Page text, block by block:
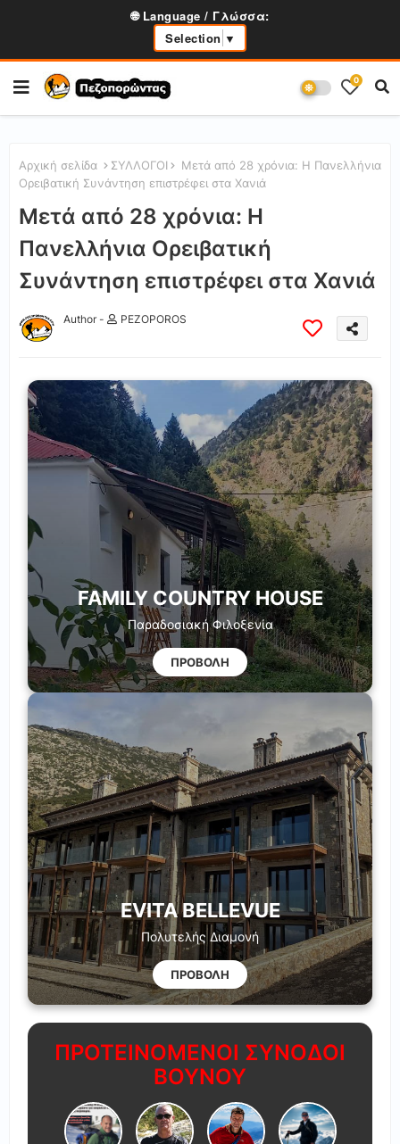
🌐 Language / Γλώσσα:
Selection ▼
0
Αρχική σελίδα ΣΥΛΛΟΓΟΙ
Μετά από 28 χρόνια: Η Πανελλήνια
Ορειβατική Συνάντηση επιστρέφει στα Χανιά
Μετά από 28 χρόνια: Η
Πανελλήνια Ορειβατική
Συνάντηση επιστρέφει στα Χανιά
Author - PEZOPOROS
FAMILY COUNTRY HOUSE
Παραδοσιακή Φιλοξενία
ΠΡΟΒΟΛΗ
EVITA BELLEVUE
Πολυτελής Διαμονή
ΠΡΟΒΟΛΗ
ΠΡΟΤΕΙΝΟΜΕΝΟΙ ΣΥΝΟΔΟΙ
ΒΟΥΝΟΥ